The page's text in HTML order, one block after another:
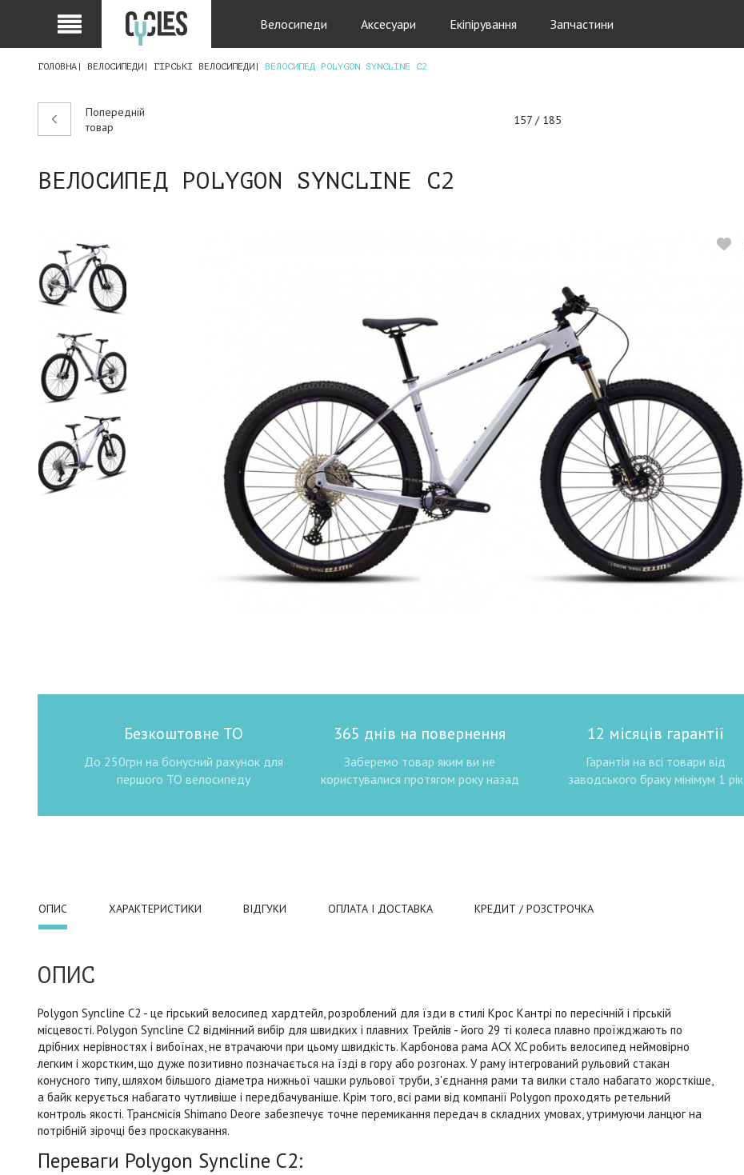
Велосипеди Аксесуари Екіпірування Запчастини
ГОЛОВНА ВЕЛОСИПЕДИ ГІРСЬКІ ВЕЛОСИПЕДИ ВЕЛОСИПЕД POLYGON SYNCLINE C2
Попередній
товар
157 / 185
ВЕЛОСИПЕД POLYGON SYNCLINE C2
Безкоштовне ТО
До 250грн на бонусний рахунок для
першого ТО велосипеду
365 днів на повернення
Заберемо товар яким ви не
користувалися протягом року назад
12 місяців гарантії
Гарантія на всі товари від
заводського браку мінімум 1 рік
ОПИС ХАРАКТЕРИСТИКИ ВІДГУКИ ОПЛАТА І ДОСТАВКА КРЕДИТ / РОЗСТРОЧКА
ОПИС
Polygon Syncline C2 - це гірський велосипед хардтейл, розроблений для їзди в стилі Крос Кантрі по пересічній і гірській
місцевості. Polygon Syncline C2 відмінний вибір для швидких і плавних Трейлів - його 29 ті колеса плавно проїжджають по
дрібних нерівностях і вибоїнах, не втрачаючи при цьому швидкість. Карбонова рама ACX XC робить велосипед неймовірно
легким і жорстким, що дуже позитивно позначається на їзді в гору або розгонах. У раму інтегрований рульовий стакан
конусного типу, шляхом більшого діаметра нижньої чашки рульової труби, з'єднання рами та вилки стало набагато жорсткіше,
а байк керується набагато чутливіше і передбачуваніше. Крім того, всі рами від компанії Polygon проходять ретельний
контроль якості. Трансмісія Shimano Deore забезпечує точне перемикання передач в складних умовах, утримуючи ланцюг на
потрібній зірочці без проскакування.
Переваги Polygon Syncline C2: